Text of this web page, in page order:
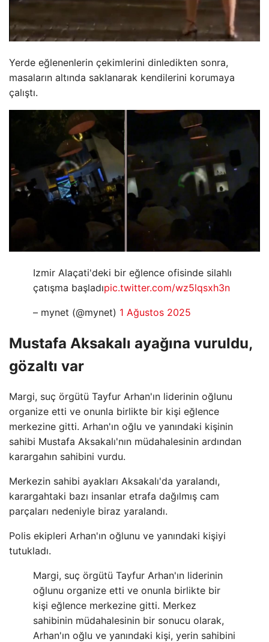
Yerde eğlenenlerin çekimlerini dinledikten sonra,
masaların altında saklanarak kendilerini korumaya
çalıştı.
Izmir Alaçati'deki bir eğlence ofisinde silahlı
çatışma başladıpic.twitter.com/wz5lqsxh3n
– mynet (@mynet) 1 Ağustos 2025
Mustafa Aksakalı ayağına vuruldu,
gözaltı var
Margi, suç örgütü Tayfur Arhan'ın liderinin oğlunu
organize etti ve onunla birlikte bir kişi eğlence
merkezine gitti. Arhan'ın oğlu ve yanındaki kişinin
sahibi Mustafa Aksakalı'nın müdahalesinin ardından
karargahın sahibini vurdu.
Merkezin sahibi ayakları Aksakalı'da yaralandı,
karargahtaki bazı insanlar etrafa dağılmış cam
parçaları nedeniyle biraz yaralandı.
Polis ekipleri Arhan'ın oğlunu ve yanındaki kişiyi
tutukladı.
Margi, suç örgütü Tayfur Arhan'ın liderinin
oğlunu organize etti ve onunla birlikte bir
kişi eğlence merkezine gitti. Merkez
sahibinin müdahalesinin bir sonucu olarak,
Arhan'ın oğlu ve yanındaki kişi, yerin sahibini